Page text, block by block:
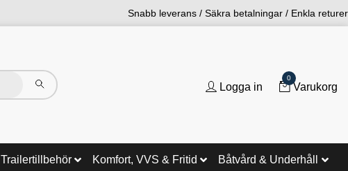
Snabb leverans / Säkra betalningar / Enkla returer
Logga in
0
Varukorg
Trailertillbehör Komfort, VVS & Fritid Båtvård & Underhåll